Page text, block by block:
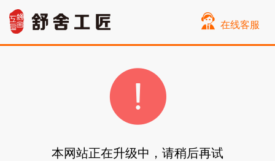
在线客服
本网站正在升级中，请稍后再试